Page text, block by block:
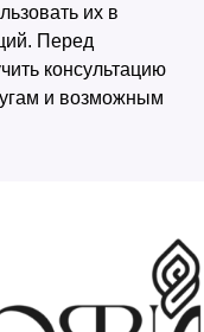
их в
Перед
консультацию
и возможным